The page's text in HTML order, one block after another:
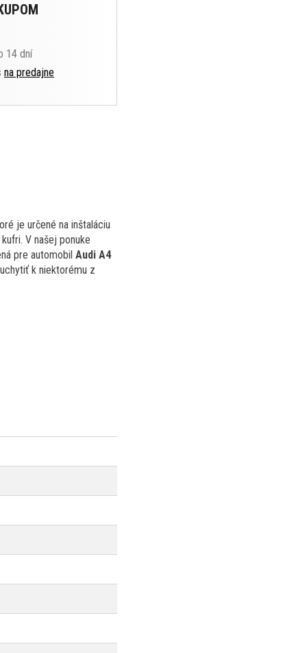
14 dní
na predajne
je určené na inštaláciu
V našej ponuke
pre automobil Audi A4
k niektorému z